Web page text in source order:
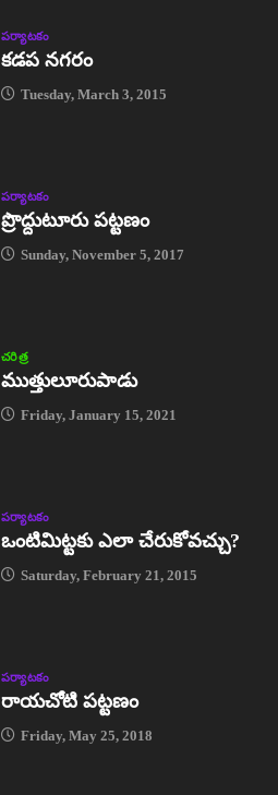
పర్యాటకం
కడప నగరం
Tuesday, March 3, 2015
పర్యాటకం
ప్రొద్దుటూరు పట్టణం
Sunday, November 5, 2017
చరిత్ర
ముత్తులూరుపాడు
Friday, January 15, 2021
పర్యాటకం
ఒంటిమిట్టకు ఎలా చేరుకోవచ్చు?
Saturday, February 21, 2015
పర్యాటకం
రాయచోటి పట్టణం
Friday, May 25, 2018